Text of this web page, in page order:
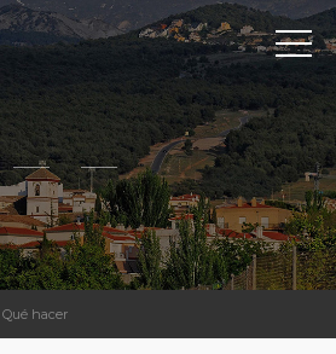
Qué hacer